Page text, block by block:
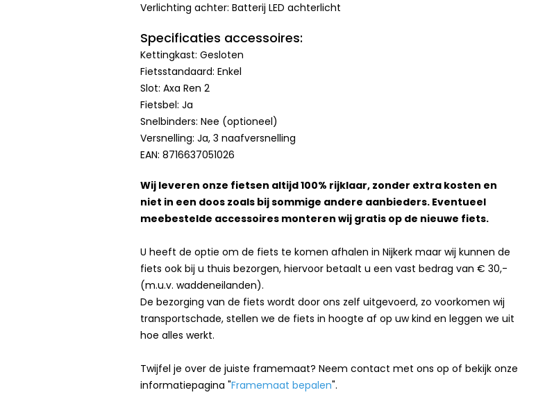
Verlichting achter: Batterij LED achterlicht
Specificaties accessoires:
Kettingkast: Gesloten
Fietsstandaard: Enkel
Slot: Axa Ren 2
Fietsbel: Ja
Snelbinders: Nee (optioneel)
Versnelling: Ja, 3 naafversnelling
EAN: 8716637051026
Wij leveren onze fietsen altijd 100% rijklaar, zonder extra kosten en
niet in een doos zoals bij sommige andere aanbieders. Eventueel
meebestelde accessoires monteren wij gratis op de nieuwe fiets.
U heeft de optie om de fiets te komen afhalen in Nijkerk maar wij kunnen de
fiets ook bij u thuis bezorgen, hiervoor betaalt u een vast bedrag van € 30,-
(m.u.v. waddeneilanden).
De bezorging van de fiets wordt door ons zelf uitgevoerd, zo voorkomen wij
transportschade, stellen we de fiets in hoogte af op uw kind en leggen we uit
hoe alles werkt.
Twijfel je over de juiste framemaat? Neem contact met ons op of bekijk onze
informatiepagina "Framemaat bepalen".